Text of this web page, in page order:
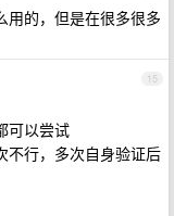
用的，但是在很多很多
15
可以尝试
不行，多次自身验证后